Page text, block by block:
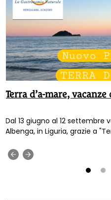
Terra d’a-mare,
Dal 13 giugno al 12 settembre
Albenga, in Liguria, grazie a